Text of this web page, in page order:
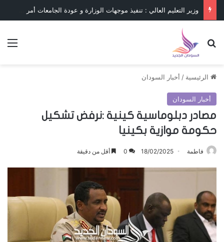
بحث عن
الرئيسية / أخبار السودان
أخبار السودان
مصادر دبلوماسية كينية :نرفض تشكيل
حكومة موازية بكينيا
فاطمة 18/02/2025
0 أقل من دقيقة